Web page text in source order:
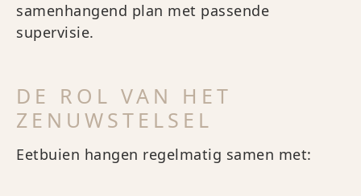
samenhangend plan met passende
supervisie.
DE ROL VAN HET
ZENUWSTELSEL
Eetbuien hangen regelmatig samen met: